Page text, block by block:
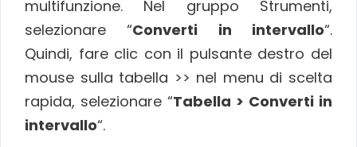
multifunzione. Nel gruppo Strumenti,
selezionare “Converti in intervallo“.
Quindi, fare clic con il pulsante destro del
mouse sulla tabella >> nel menu di scelta
rapida, selezionare “Tabella > Converti in
intervallo“.